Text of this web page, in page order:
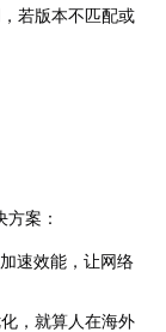
若版本不匹配或
案：
速效能，让网络
，就算人在海外